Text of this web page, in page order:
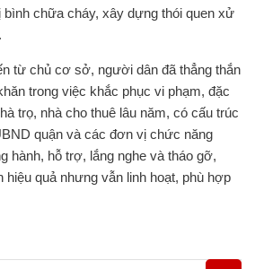
bình chữa cháy, xây dựng thói quen xử
từ chủ cơ sở, người dân đã thẳng thắn
trong việc khắc phục vi phạm, đặc
trọ, nhà cho thuê lâu năm, có cấu trúc
quận và các đơn vị chức năng
hành, hỗ trợ, lắng nghe và tháo gỡ,
hiệu quả nhưng vẫn linh hoạt, phù hợp